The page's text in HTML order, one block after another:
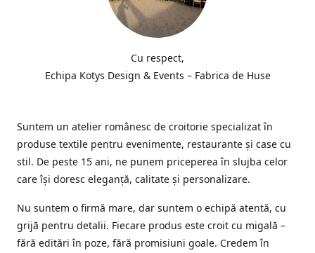
Cu respect,
Echipa Kotys Design & Events – Fabrica de Huse
Suntem un atelier românesc de croitorie specializat în
produse textile pentru evenimente, restaurante și case cu
stil. De peste 15 ani, ne punem priceperea în slujba celor
care își doresc eleganță, calitate și personalizare.
Nu suntem o firmă mare, dar suntem o echipă atentă, cu
grijă pentru detalii. Fiecare produs este croit cu migală –
fără editări în poze, fără promisiuni goale. Credem în